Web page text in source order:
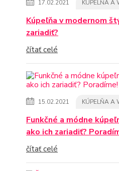
17.02.2021 KÚPELŇA A
Kúpeľňa v modernom
zariadiť?
čítať celé
15.02.2021 KÚPELŇA A
Funkčné a módne
ako ich zariadiť?
čítať celé